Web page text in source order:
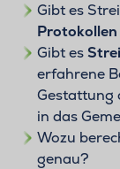
Gibt es
Protokollen
Gibt es
erfahrene
Gestattung
in das
Wozu
genau?